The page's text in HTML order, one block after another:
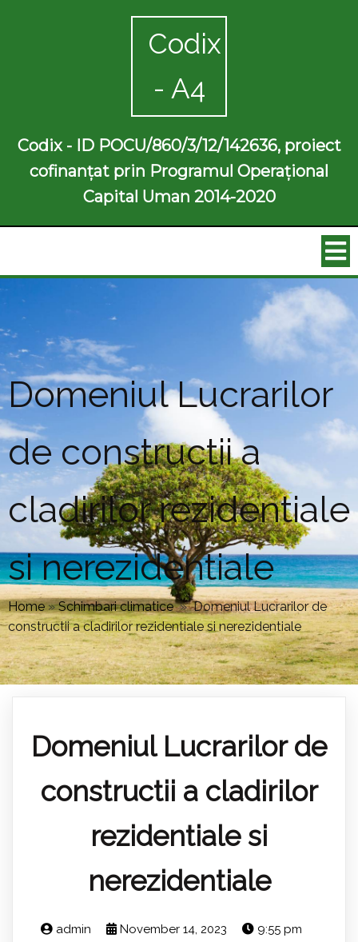
Codix
- A4
Codix - ID POCU/860/3/12/142636, proiect
cofinanțat prin Programul Operațional
Capital Uman 2014-2020
Domeniul Lucrarilor
de constructii a
cladirilor rezidentiale
si nerezidentiale
Home»Schimbari climatice » Domeniul Lucrarilor de
constructii a cladirilor rezidentiale si nerezidentiale
Domeniul Lucrarilor de
constructii a cladirilor
rezidentiale si
nerezidentiale
admin November 14, 2023 9:55 pm